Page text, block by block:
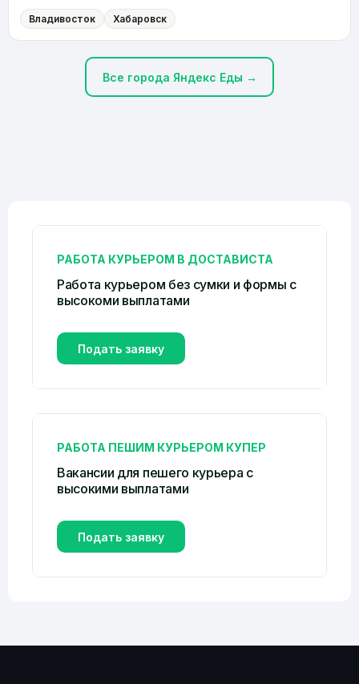
Владивосток Хабаровск
Все города Яндекс Еды →
РАБОТА КУРЬЕРОМ В ДОСТАВИСТА
Работа курьером без сумки и формы c
высокоми выплатами
Подать заявку
РАБОТА ПЕШИМ КУРЬЕРОМ КУПЕР
Вакансии для пешего курьера с
высокими выплатами
Подать заявку